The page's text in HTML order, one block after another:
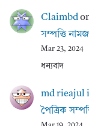
Claimbd
সম্পত্তি
Mar 23, 2024
ধন্যবাদ
md rieajul
পৈত্রিক